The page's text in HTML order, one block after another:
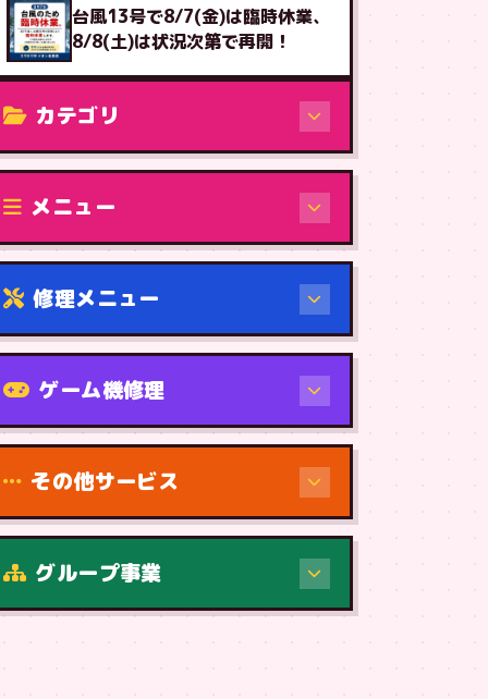
台風13号で8/7(金)は臨時休業、
8/8(土)は状況次第で再開！
カテゴリ
修理（機種から）
メニュー
修理メニュー
機種から
ゲーム機修理
その他サービス
グループ事業